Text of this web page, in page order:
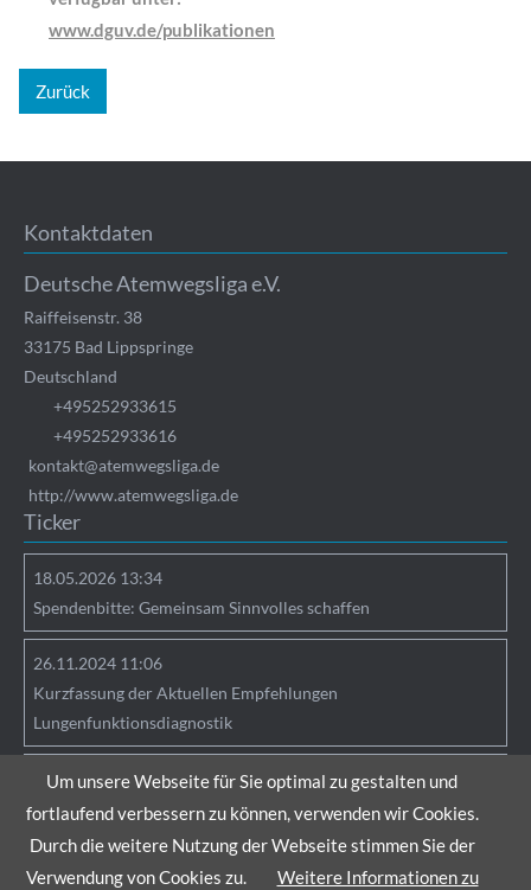
www.dguv.de/publikationen
Zurück
Kontaktdaten
Deutsche Atemwegsliga e.V.
Raiffeisenstr. 38
33175 Bad Lippspringe
Deutschland
+495252933615
+495252933616
kontakt@atemwegsliga.de
http://www.atemwegsliga.de
Ticker
18.05.2026 13:34
Spendenbitte: Gemeinsam Sinnvolles schaffen
26.11.2024 11:06
Kurzfassung der Aktuellen Empfehlungen
Lungenfunktionsdiagnostik
25.04.2024 09:05
Hinweise zu Verlinkungen
Copyright © 2026 Atemwegsliga e.V. | Sitemap|
Um unsere Webseite für Sie optimal zu gestalten und
fortlaufend verbessern zu können, verwenden wir Cookies.
Durch die weitere Nutzung der Webseite stimmen Sie der
Verwendung von Cookies zu.
Weitere Informationen zu